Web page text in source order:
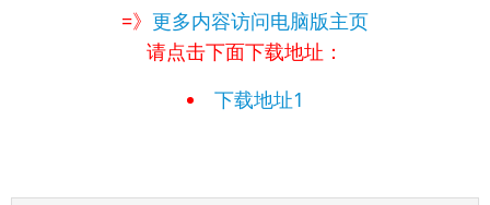
=》 更多内容访问电脑版主页
请点击下面下载地址：
下载地址1